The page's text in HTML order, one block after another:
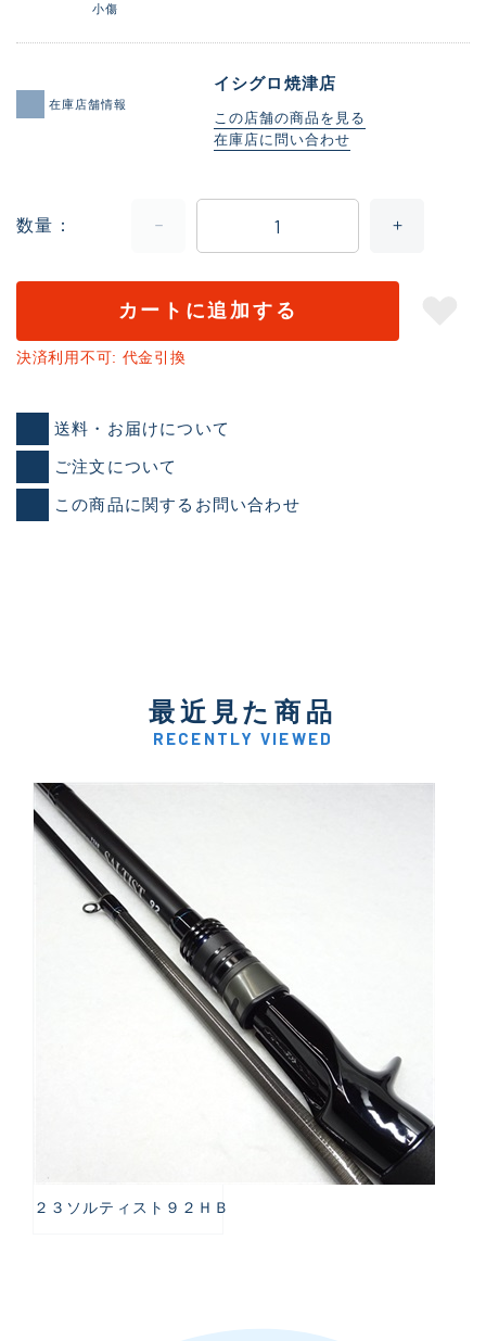
小傷
在庫店舗情報
イシグロ焼津店
この店舗の商品を見る
在庫店に問い合わせ
数量
カートに追加する
決済利用不可: 代金引換
送料・お届けについて
ご注文について
この商品に関するお問い合わせ
最近見た商品
RECENTLY VIEWED
２３ソルティスト９２ＨＢ